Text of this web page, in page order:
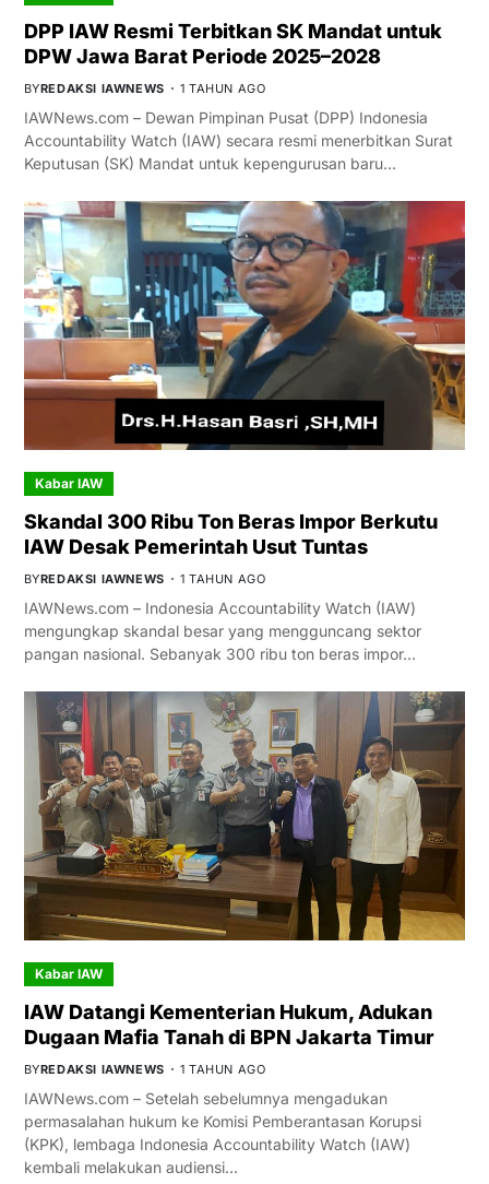
DPP IAW Resmi Terbitkan SK Mandat untuk
DPW Jawa Barat Periode 2025–2028
BYREDAKSI IAWNEWS 1 TAHUN AGO
IAWNews.com – Dewan Pimpinan Pusat (DPP) Indonesia
Accountability Watch (IAW) secara resmi menerbitkan Surat
Keputusan (SK) Mandat untuk kepengurusan baru…
Kabar IAW
Skandal 300 Ribu Ton Beras Impor Berkutu
IAW Desak Pemerintah Usut Tuntas
BYREDAKSI IAWNEWS 1 TAHUN AGO
IAWNews.com – Indonesia Accountability Watch (IAW)
mengungkap skandal besar yang mengguncang sektor
pangan nasional. Sebanyak 300 ribu ton beras impor…
Kabar IAW
IAW Datangi Kementerian Hukum, Adukan
Dugaan Mafia Tanah di BPN Jakarta Timur
BYREDAKSI IAWNEWS 1 TAHUN AGO
IAWNews.com – Setelah sebelumnya mengadukan
permasalahan hukum ke Komisi Pemberantasan Korupsi
(KPK), lembaga Indonesia Accountability Watch (IAW)
kembali melakukan audiensi…